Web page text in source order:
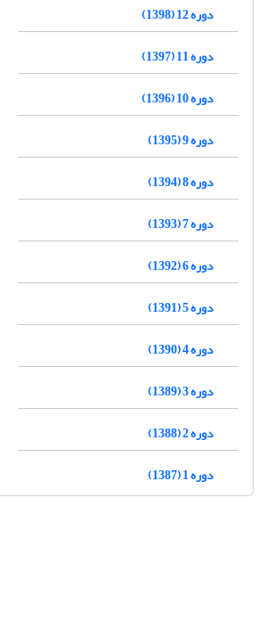
دوره 12 (1398)
دوره 11 (1397)
دوره 10 (1396)
دوره 9 (1395)
دوره 8 (1394)
دوره 7 (1393)
دوره 6 (1392)
دوره 5 (1391)
دوره 4 (1390)
دوره 3 (1389)
دوره 2 (1388)
دوره 1 (1387)